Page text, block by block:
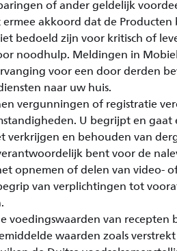
of ander geldelijk
akkoord dat de
bedoeld zijn voor kritisch of
noodhulp. Meldingen in
voor een door derden
naar uw huis.
vergunningen of registratie
U begrijpt en
verkrijgen en behouden van
bent voor de
opnemen of delen van video-
van verplichtingen tot
van recepten
waarden zoals